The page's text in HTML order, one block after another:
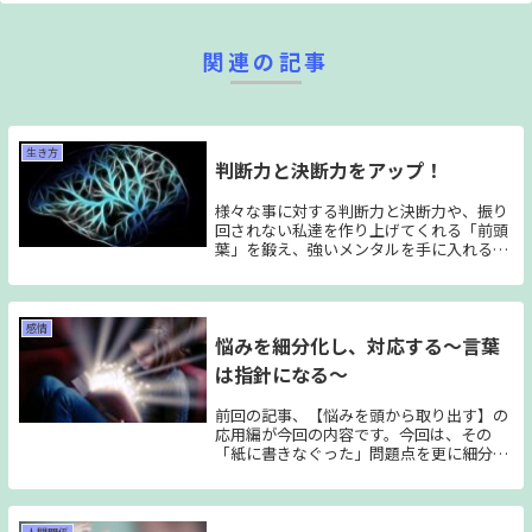
関連の記事
生き方
判断力と決断力をアップ！
様々な事に対する判断力と決断力や、振り
回されない私達を作り上げてくれる「前頭
葉」を鍛え、強いメンタルを手に入れる内
感情
悩みを細分化し、対応する～言葉
は指針になる～
前回の記事、【悩みを頭から取り出す】の
応用編が今回の内容です。今回は、その
「紙に書きなぐった」問題点を更に細分化
ればと思っております。「外に出した」そ
の問題を更に「対処」していきます。で